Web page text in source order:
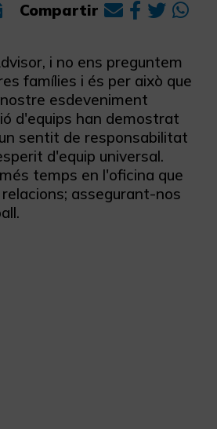
Compartir
i no ens preguntem
famílies i és per això que
esdeveniment
d'equips han demostrat
sentit de responsabilitat
d'equip universal.
temps en l'oficina que
assegurant-nos